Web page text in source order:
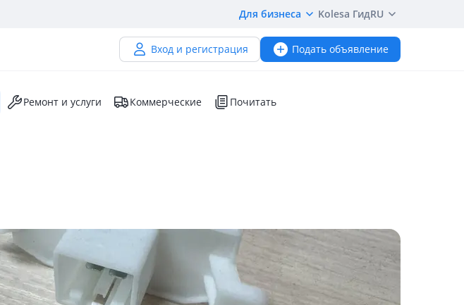
Для бизнеса Kolesa ГидRU
Вход и регистрация Подать объявление
Ремонт и услуги Коммерческие Почитать